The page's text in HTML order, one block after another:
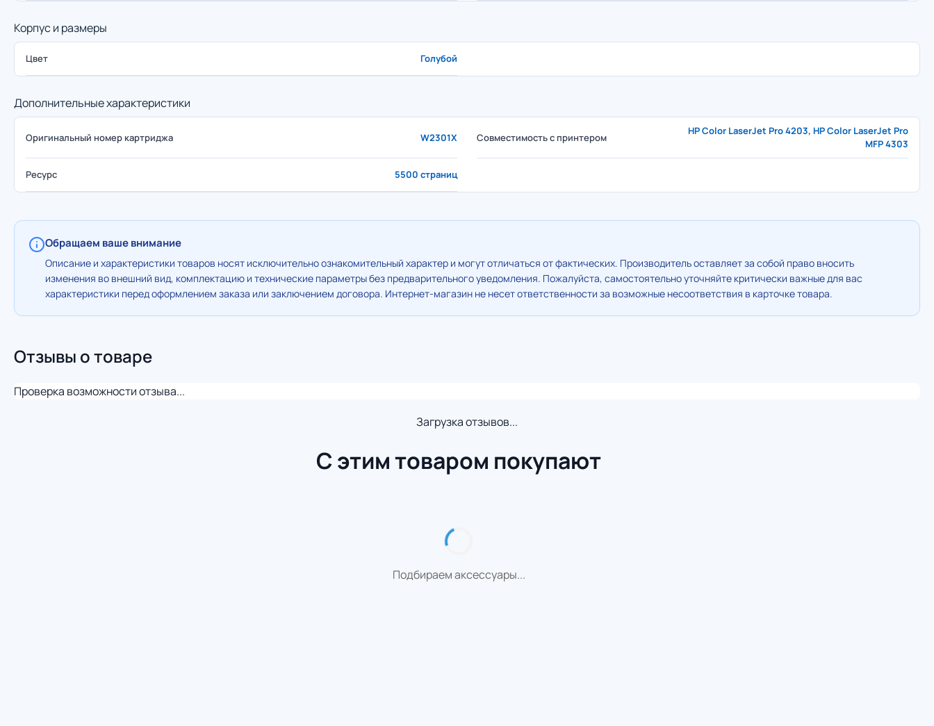
Корпус и размеры
Цвет Голубой
Дополнительные характеристики
Оригинальный номер картриджа W2301X Совместимость с принтером
HP Color LaserJet Pro 4203, HP Color LaserJet Pro
MFP 4303
Ресурс 5500 страниц
Обращаем ваше внимание
Описание и характеристики товаров носят исключительно ознакомительный характер и могут отличаться от фактических. Производитель оставляет за собой право вносить
изменения во внешний вид, комплектацию и технические параметры без предварительного уведомления. Пожалуйста, самостоятельно уточняйте критически важные для вас
характеристики перед оформлением заказа или заключением договора. Интернет-магазин не несет ответственности за возможные несоответствия в карточке товара.
Отзывы о товаре
Проверка возможности отзыва...
Загрузка отзывов...
С этим товаром покупают
Подбираем аксессуары...